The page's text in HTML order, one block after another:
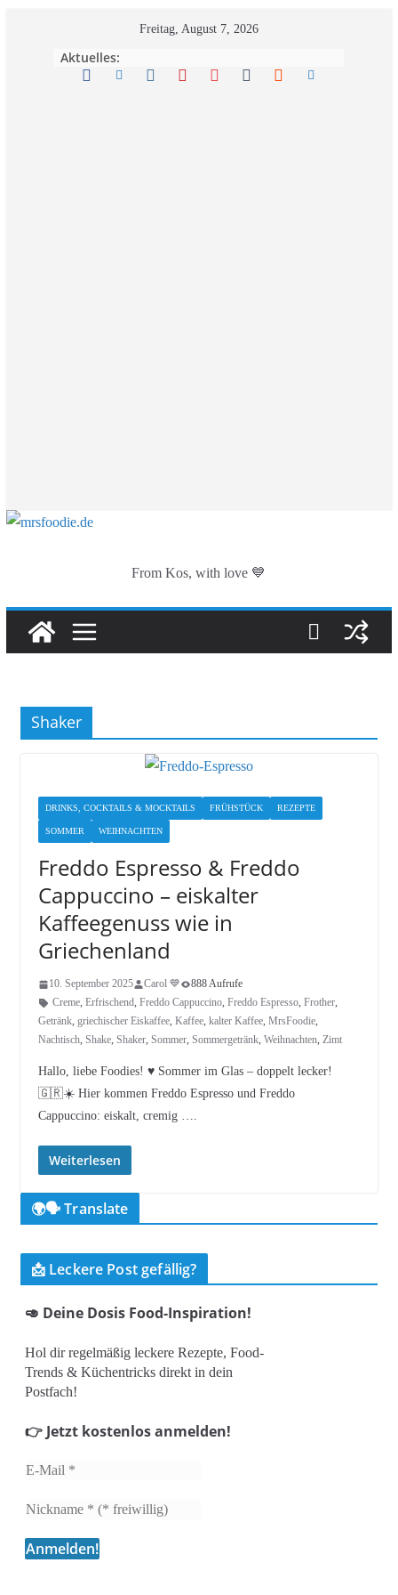
Freitag, August 7, 2026
Aktuelles:
From Kos, with love 💙
Shaker
DRINKS, COCKTAILS & MOCKTAILS FRÜHSTÜCK REZEPTE
SOMMER WEIHNACHTEN
Freddo Espresso & Freddo
Cappuccino – eiskalter
Kaffeegenuss wie in
Griechenland
10. September 2025 Carol 💙
888 Aufrufe
Creme, Erfrischend, Freddo Cappuccino, Freddo Espresso, Frother,
Getränk, griechischer Eiskaffee, Kaffee, kalter Kaffee, MrsFoodie,
Nachtisch, Shake, Shaker, Sommer, Sommergetränk, Weihnachten, Zimt
Hallo, liebe Foodies! ♥︎ Sommer im Glas – doppelt lecker!
🇬🇷☀️ Hier kommen Freddo Espresso und Freddo
Cappuccino: eiskalt, cremig ….
Weiterlesen
🌍🗣️ Translate
📩 Leckere Post gefällig?
🥑 Deine Dosis Food-Inspiration!
Hol dir regelmäßig leckere Rezepte, Food-
Trends & Küchentricks direkt in dein
Postfach!
👉 Jetzt kostenlos anmelden!